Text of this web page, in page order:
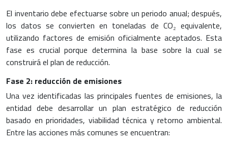
El inventario debe efectuarse sobre un periodo anual; después,
los datos se convierten en toneladas de CO₂ equivalente,
utilizando factores de emisión oficialmente aceptados. Esta
fase es crucial porque determina la base sobre la cual se
construirá el plan de reducción.
Fase 2: reducción de emisiones
Una vez identificadas las principales fuentes de emisiones, la
entidad debe desarrollar un plan estratégico de reducción
basado en prioridades, viabilidad técnica y retorno ambiental.
Entre las acciones más comunes se encuentran: